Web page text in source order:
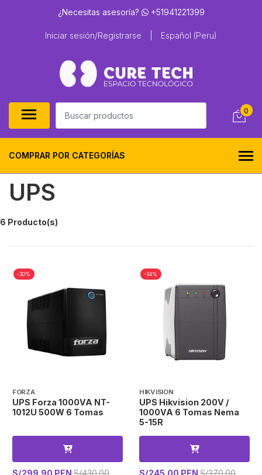
¿Necesitas asesoría? +51941221399
Iniciar sesión/Registrarse Español (Peru)
0
COMPRAR POR CATEGORÍAS
UPS
6 Producto(s)
-30%
FORZA
UPS Forza 1000VA NT-
1012U 500W 6 Tomas
S/299.90 PEN S/430.00
-34%
HIKVISION
UPS Hikvision 200V /
1000VA 6 Tomas Nema
5-15R
S/245.00 PEN S/370.00